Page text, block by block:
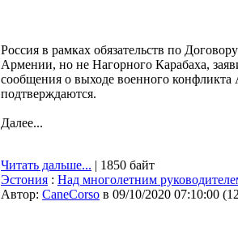
Россия в рамках обязательств по
Армении, но не Нагорного Карабаха,
сообщения о выходе военного
подтверждаются.
Далее...
Читать дальше... | 1850 байт
Эстония : Над многолетним
Автор: CaneCorso в 09/10/2020 07:10:00 (